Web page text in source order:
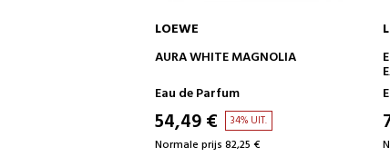
IN WINKELWAGEN
LOEWE
ESENCIA
Eau de Parfum
74,24 € 41% UIT.
Normale prijs 126,35 €